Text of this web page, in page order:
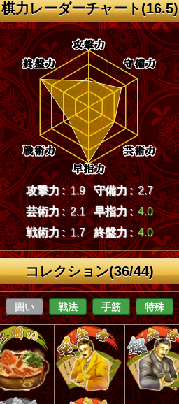
棋力レーダーチャート(16.5)
攻撃力 : 1.9 守備力 : 2.7
芸術力 : 2.1 早指力 : 4.0
戦術力 : 1.7 終盤力 : 4.0
コレクション(36/44)
囲い 戦法 手筋 特殊